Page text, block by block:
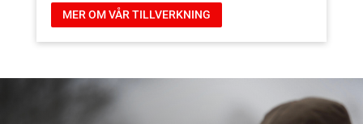
MER OM VÅR TILLVERKNING